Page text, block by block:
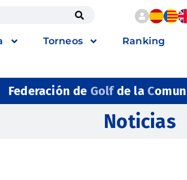
Torneos Ranking
Federación de Golfde la C
Noticias